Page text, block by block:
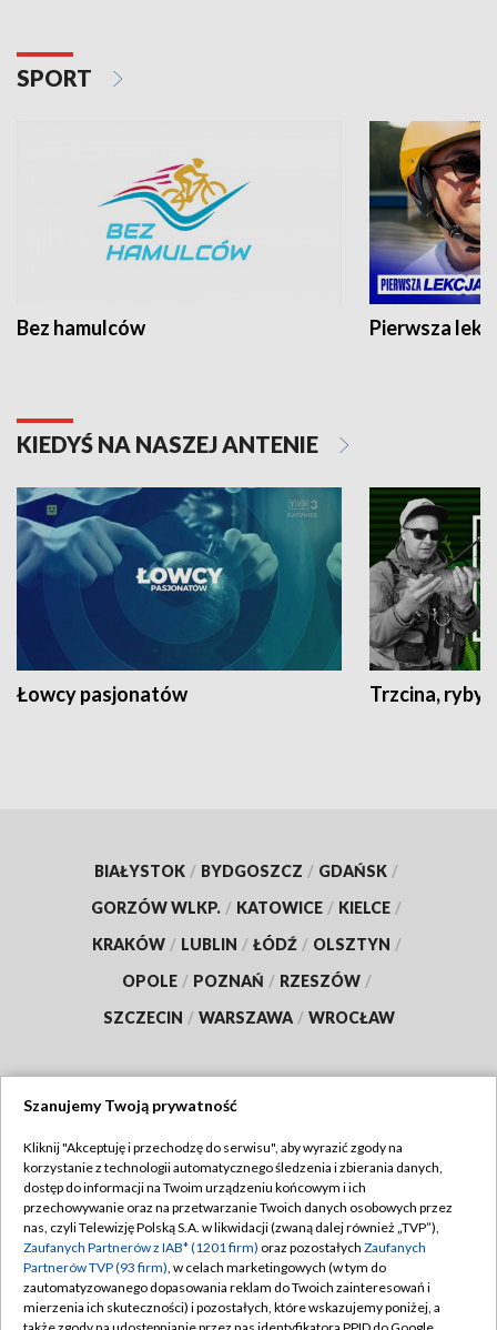
SPORT
Bez hamulców Pierwsza
KIEDYŚ NA NASZEJ ANTENIE
Łowcy pasjonatów Trzcina, ryby
BIAŁYSTOK / BYDGOSZCZ / GDAŃSK /
GORZÓW WLKP. / KATOWICE / KIELCE /
KRAKÓW / LUBLIN / ŁÓDŹ / OLSZTYN /
OPOLE / POZNAŃ / RZESZÓW /
SZCZECIN / WARSZAWA / WROCŁAW
TVP
Abonament TVP
Emisja w TVP
Centrum informacji TVP
Naziemna Telewizja Cyfrowa
Regulamin TVP
Polityka prywatności
Moje zgody
Pomoc
Szanujemy Twoją prywatność
Kliknij "Akceptuję i przechodzę do serwisu", aby wyrazić zgody na
korzystanie z technologii automatycznego śledzenia i zbierania danych,
dostęp do informacji na Twoim urządzeniu końcowym i ich
przechowywanie oraz na przetwarzanie Twoich danych osobowych przez
nas, czyli Telewizję Polską S.A. w likwidacji (zwaną dalej również „TVP”),
Zaufanych Partnerów z IAB* (1201 firm) oraz pozostałych Zaufanych
Partnerów TVP (93 firm), w celach marketingowych (w tym do
zautomatyzowanego dopasowania reklam do Twoich zainteresowań i
mierzenia ich skuteczności) i pozostałych, które wskazujemy poniżej, a